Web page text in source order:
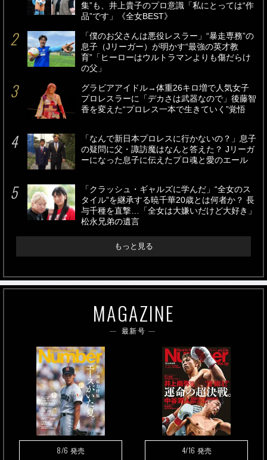
集”も、井上貴子のプロ意識「私にとっては“作
品”です」《全女BEST》
「僕のお父さんは悪役レスラー」“暴走専務”の
息子（Jリーガー）が明かす“最強の英才教
育”「ヒーローはウルトラマンよりも傷だらけ
の父」
グラビアアイドル→体重26キロ増で人気女子
プロレスラーに「デカさは武器なので」後藤智
香を変えた“プロレス一本で生きていく”覚悟
「なんで新日本プロレスに行かないの？」息子
の疑問に父・諏訪魔はなんと答えた？ Jリーガ
ーになった息子に伝えたプロ魂と愛のエール
「クラッシュ・ギャルズに学んだ」“全女のス
タイル”を継承する暁千華20歳とは何者か？ 長
与千種を直撃…「全女は大嫌いだけど大好き」
松永兄弟の遺言
もっと見る
MAGAZINE
最新号
8/6 発売 4/16 発売